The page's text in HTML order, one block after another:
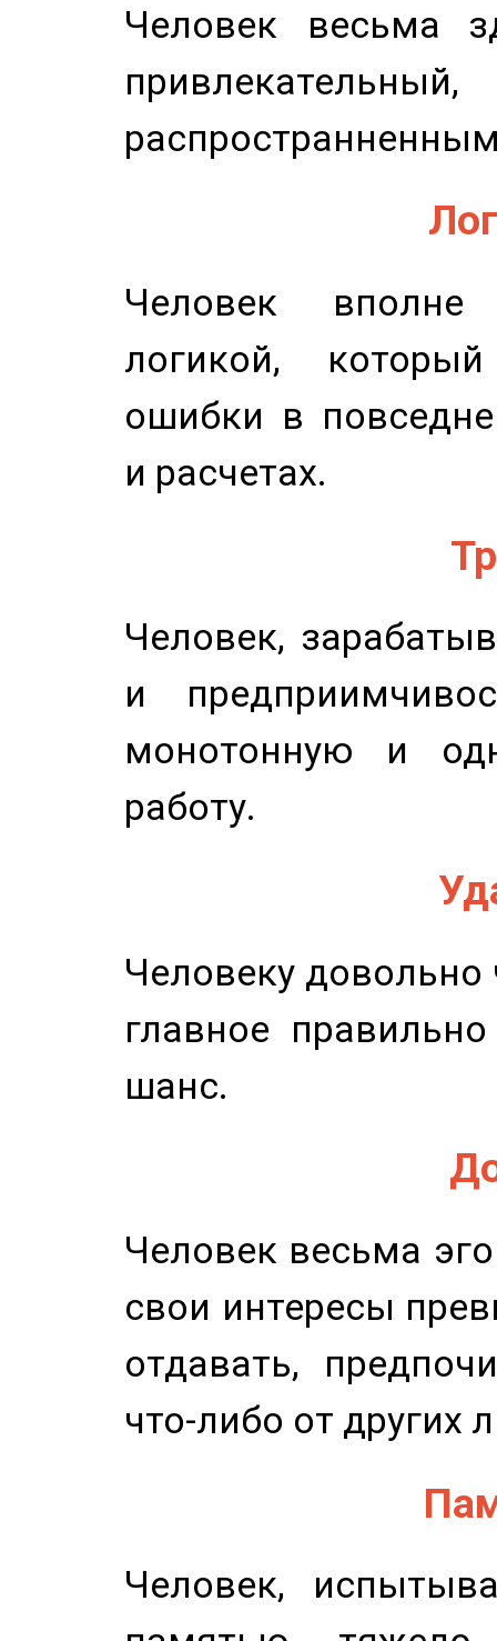
Человек весьма
Человек
логикой,
ошибки в
и расчетах.
Человек,
и
монотонную и
работу.
Человеку довольно
главное
шанс.
Человек весьма
свои интересы
отдавать,
что-либо от других
Человек,